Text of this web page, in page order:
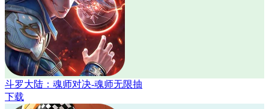
斗罗大陆：魂师对决-魂师无限抽
下载